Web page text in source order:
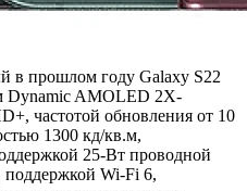
в прошлом году Galaxy S22
Dynamic AMOLED 2X-
частотой обновления от 10
1300 кд/кв.м,
25-Вт проводной
поддержкой Wi-Fi 6,